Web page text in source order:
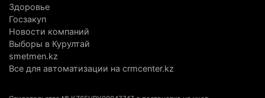
4 августа 2026 г. 14:29
В Алматинской области второй день не могут
потушить пожар в Аксайском ущелье
Здоровье
Госзакуп
Новости компаний
Выборы в Курултай
smetmen.kz
Все для автоматизации на crmcenter.kz